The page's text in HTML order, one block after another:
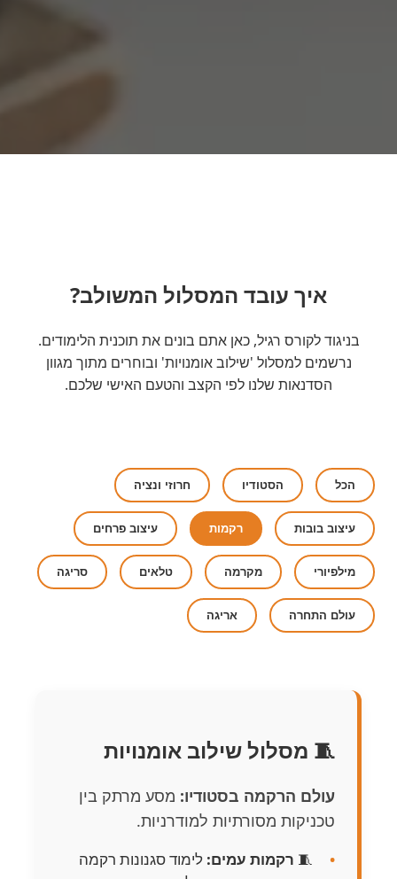
איך עובד המסלול המשולב?
בניגוד לקורס רגיל, כאן אתם בונים את תוכנית הלימודים.
נרשמים למסלול 'שילוב אומנויות' ובוחרים מתוך מגוון
הסדנאות שלנו לפי הקצב והטעם האישי שלכם.
הכל הסטודיו חרוזי ונציה
עיצוב בובות רקמות עיצוב פרחים
מילפיורי מקרמה טלאים סריגה
עולם התחרה אריגה
🧵 מסלול שילוב אומנויות
עולם הרקמה בסטודיו: מסע מרתק בין
טכניקות מסורתיות למודרניות.
🧵 רקמות עמים: לימוד סגנונות רקמה